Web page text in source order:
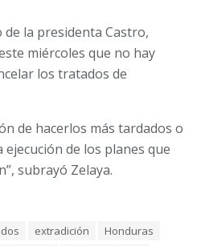
de la presidenta Castro,
miércoles que no hay
los tratados de
de hacerlos más tardados o
de los planes que
subrayó Zelaya.
extradición
Honduras